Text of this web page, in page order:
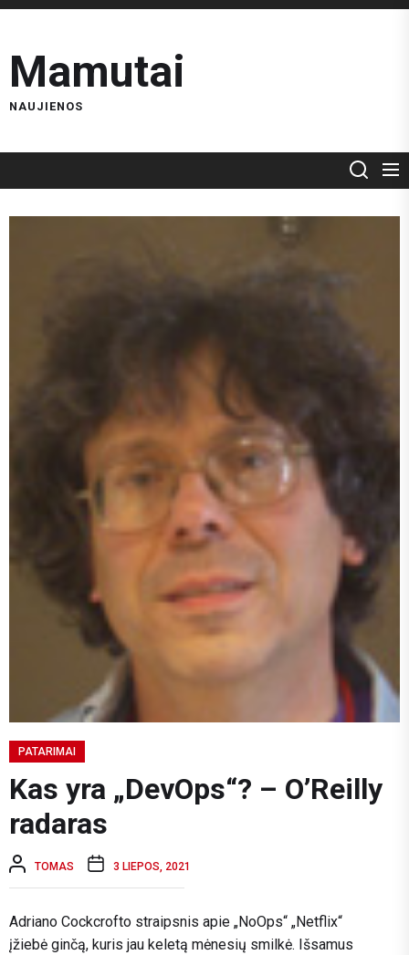
Skip
the
content
Mamutai
NAUJIENOS
PATARIMAI
Kas yra „DevOps“? – O’Reilly
radaras
TOMAS 3 LIEPOS, 2021
Adriano Cockcrofto straipsnis apie „NoOps“ „Netflix“
įžiebė ginčą, kuris jau keletą mėnesių smilkė. Išsamus